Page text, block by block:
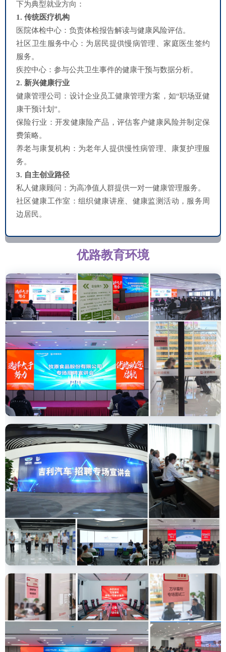
下为典型就业方向：
1. 传统医疗机构
医院体检中心：负责体检报告解读与健康风险评估。
社区卫生服务中心：为居民提供慢病管理、家庭医生签约
服务。
疾控中心：参与公共卫生事件的健康干预与数据分析。
2. 新兴健康行业
健康管理公司：设计企业员工健康管理方案，如“职场亚健
康干预计划”。
保险行业：开发健康险产品，评估客户健康风险并制定保
费策略。
养老与康复机构：为老年人提供慢性病管理、康复护理服
务。
3. 自主创业路径
私人健康顾问：为高净值人群提供一对一健康管理服务。
社区健康工作室：组织健康讲座、健康监测活动，服务周
边居民。
优路教育环境